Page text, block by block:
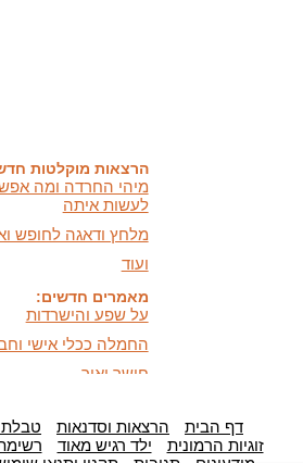
מיהי החרדה ומה
לעשות איתה
מלחץ ודאגה לחופש
ועוד
על שפע והישרדות
החמלה ככלי אישי
חושך ואור,
היכרות וכלים מעשיים
לחץ ודאגה
המידעון החדש:
דף הבית הרצאות וסדנאות טבלת
זוגיות הרמונית
ילד רגיש מאוד